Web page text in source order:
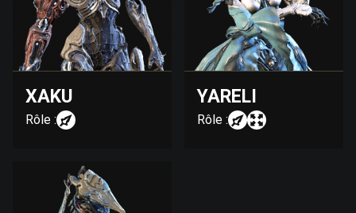
XAKU
Rôle :
YARELI
Rôle :